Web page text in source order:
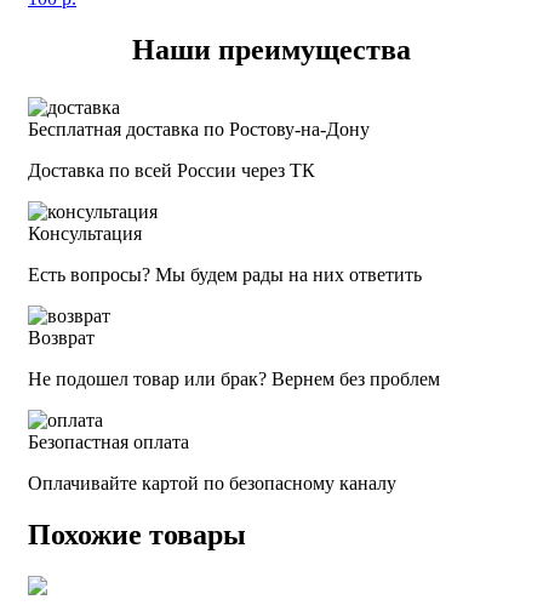
Наши преимущества
Бесплатная доставка по Ростову-на-Дону
Доставка по всей России через ТК
Консультация
Есть вопросы? Мы будем рады на них ответить
Возврат
Не подошел товар или брак? Вернем без проблем
Безопастная оплата
Оплачивайте картой по безопасному каналу
Похожие товары